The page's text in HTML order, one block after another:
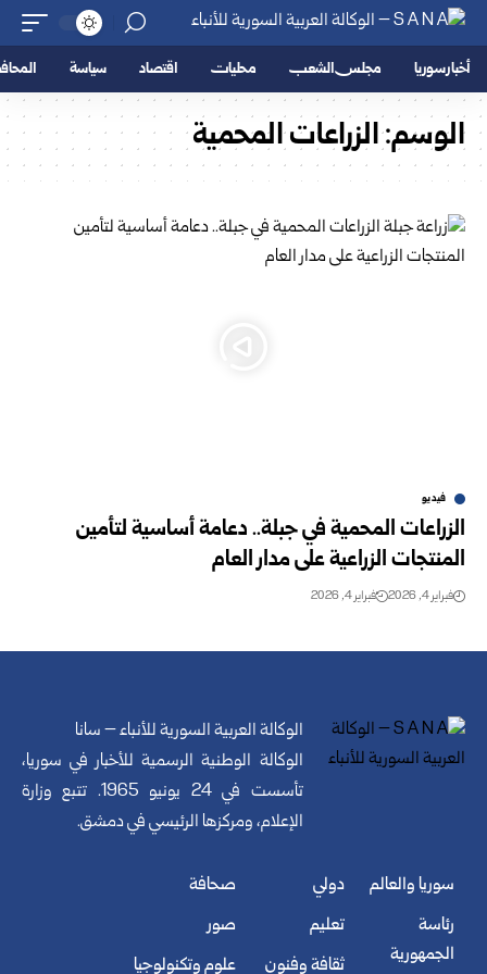
أخبار سوريا مجلس الشعب محليات اقتصاد سياسة
الوسم:الزراعات المحمية
فيديو
الزراعات المحمية في جبلة.. دعامة أساسية لتأمين
المنتجات الزراعية على مدار العام
فبراير 4, 2026 فبراير 4, 2026
الوكالة العربية السورية للأنباء – سانا
الوكالة الوطنية الرسمية للأخبار في سوريا،
تأسست في 24 يونيو 1965. تتبع وزارة
الإعلام، ومركزها الرئيسي في دمشق.
سوريا والعالم
رئاسة
الجمهورية
دولي
تعليم
ثقافة وفنون
صحافة
صور
علوم وتكنولوجيا